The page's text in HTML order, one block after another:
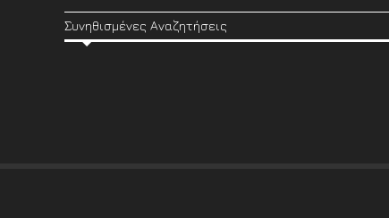
Συνηθισμένες Αναζητήσεις